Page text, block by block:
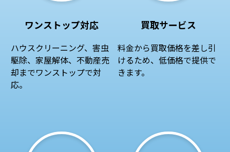
ワンストップ対応
ハウスクリーニング、害虫
駆除、家屋解体、不動産売
却までワンストップで対
応。
買取サービス
料金から買取価格を差し引
けるため、低価格で提供で
きます。